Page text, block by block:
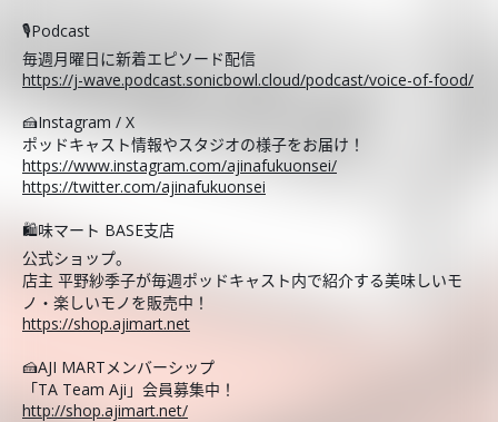
🎙️Podcast
毎週月曜日に新着エピソード配信
https://j-wave.podcast.sonicbowl.cloud/podcast/voice-of-food/
🍰Instagram / X
ポッドキャスト情報やスタジオの様子をお届け！
https://www.instagram.com/ajinafukuonsei/
https://twitter.com/ajinafukuonsei
🛍️味マート BASE支店
公式ショップ。
店主 平野紗季子が毎週ポッドキャスト内で紹介する美味しいモ
ノ・楽しいモノを販売中！
https://shop.ajimart.net
🍰AJI MARTメンバーシップ
「TA Team Aji」会員募集中！
http://shop.ajimart.net/